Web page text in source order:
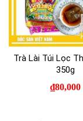
Trà Lài Túi Lọc
350g
₫80,000